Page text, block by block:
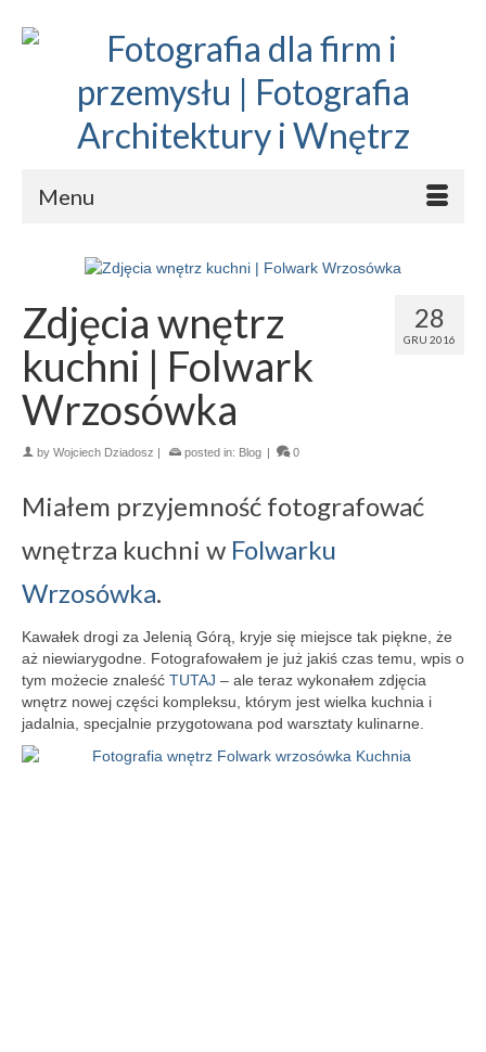
Menu
28
GRU 2016
Zdjęcia wnętrz
kuchni | Folwark
Wrzosówka
by Wojciech Dziadosz posted in: Blog 0
Miałem przyjemność fotografować
wnętrza kuchni w Folwarku
Wrzosówka.
Kawałek drogi za Jelenią Górą, kryje się miejsce tak piękne, że
aż niewiarygodne. Fotografowałem je już jakiś czas temu, wpis o
tym możecie znaleść TUTAJ – ale teraz wykonałem zdjęcia
wnętrz nowej części kompleksu, którym jest wielka kuchnia i
jadalnia, specjalnie przygotowana pod warsztaty kulinarne.